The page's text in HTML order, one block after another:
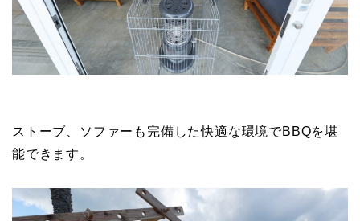
ストーブ、ソファーも完備した快適な環境でBBQを堪
能できます。